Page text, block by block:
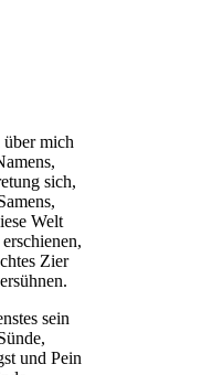
mich
sich,
Welt
Zier
sein
und Pein